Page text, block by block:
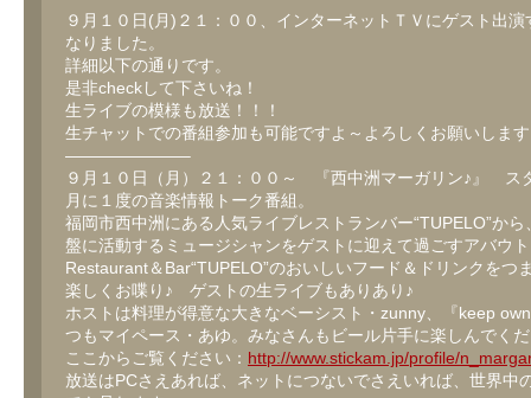
９月１０日(月)２１：００、インターネットＴＶにゲスト出演
なりました。
詳細以下の通りです。
是非checkして下さいね！
生ライブの模様も放送！！！
生チャットでの番組参加も可能ですよ～よろしくお願いしま
———————–
９月１０日（月）２１：００～ 『西中洲マーガリン♪』 ス
月に１度の音楽情報トーク番組。
福岡市西中洲にある人気ライブレストランバー“TUPELO”から
盤に活動するミュージシャンをゲストに迎えて過ごすアバウ
Restaurant＆Bar“TUPELO”のおいしいフード＆ドリンクをつ
楽しくお喋り♪ ゲストの生ライブもありあり♪
ホストは料理が得意な大きなベーシスト・zunny、『keep
つもマイペース・あゆ。みなさんもビール片手に楽しんでく
ここからご覧ください： http://www.stickam.jp/profile/
放送はPCさえあれば、ネットにつないでさえいれば、世界中